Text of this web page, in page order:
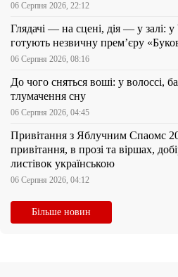
06 Серпня 2026, 22:12
Глядачі — на сцені, дія — у залі: у
готують незвичну прем’єру
06 Серпня 2026, 08:16
До чого сняться воші: у волоссі,
тлумачення сну
06 Серпня 2026, 04:45
Привітання з Яблучним Спаомс
привітання, в прозі та віршах,
листівок українською
06 Серпня 2026, 04:12
Більше новин